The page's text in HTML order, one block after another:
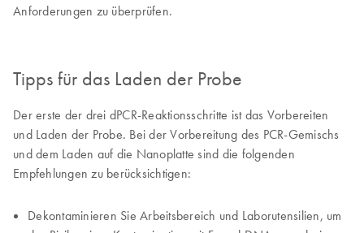
Anforderungen zu überprüfen.
Tipps für das Laden der Probe
Der erste der drei dPCR-Reaktionsschritte ist das Vorbereiten
und Laden der Probe. Bei der Vorbereitung des PCR-Gemischs
und dem Laden auf die Nanoplatte sind die folgenden
Empfehlungen zu berücksichtigen:
Dekontaminieren Sie Arbeitsbereich und Laborutensilien, um